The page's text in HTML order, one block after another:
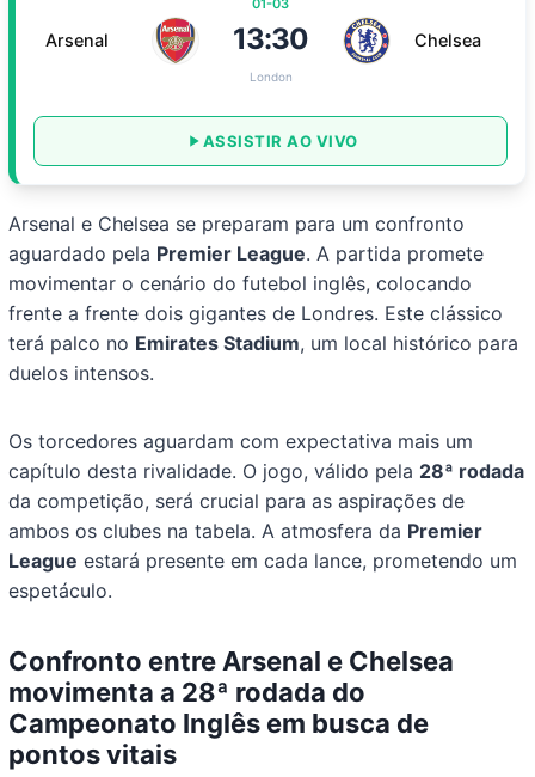
Arsenal
01-03
13:30
London
Chelsea
ASSISTIR AO VIVO
Arsenal e Chelsea se preparam para um confronto
aguardado pela Premier League. A partida promete
movimentar o cenário do futebol inglês, colocando
frente a frente dois gigantes de Londres. Este clássico
terá palco no Emirates Stadium, um local histórico para
duelos intensos.
Os torcedores aguardam com expectativa mais um
capítulo desta rivalidade. O jogo, válido pela 28ª rodada
da competição, será crucial para as aspirações de
ambos os clubes na tabela. A atmosfera da Premier
League estará presente em cada lance, prometendo um
espetáculo.
Confronto entre Arsenal e Chelsea
movimenta a 28ª rodada do
Campeonato Inglês em busca de
pontos vitais